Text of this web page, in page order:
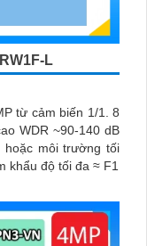
L
từ cảm biến 1/1. 8
WDR ~90-140 dB
môi trường tối
khẩu độ tối đa ≈ F1